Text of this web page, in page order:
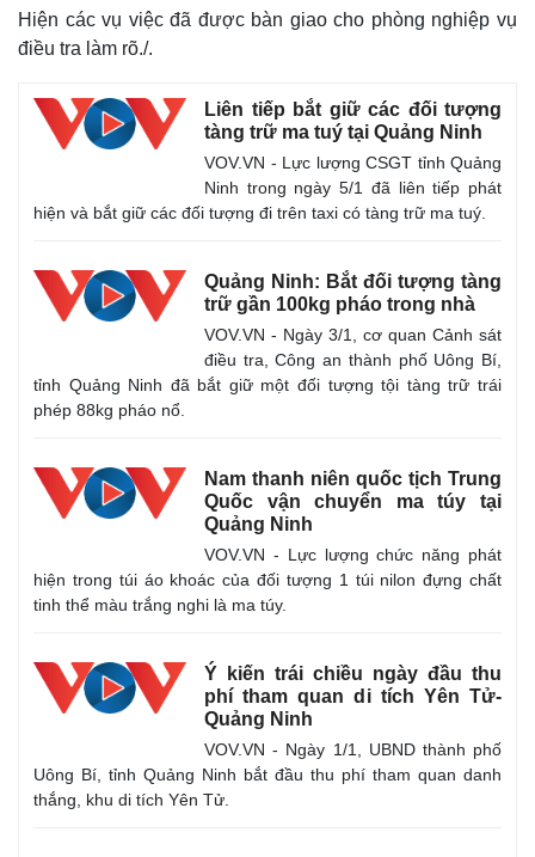
Thế giới
Quan sát
Multimedia
Video
Ảnh
E-Magazine
Infographic
Hiện các vụ việc đã được bàn giao cho phòng nghiệp vụ
điều tra làm rõ./.
Liên tiếp bắt giữ các đối tượng
tàng trữ ma tuý tại Quảng Ninh
VOV.VN - Lực lượng CSGT tỉnh Quảng
Ninh trong ngày 5/1 đã liên tiếp phát
hiện và bắt giữ các đối tượng đi trên taxi có tàng trữ ma tuý.
Quảng Ninh: Bắt đối tượng tàng
trữ gần 100kg pháo trong nhà
VOV.VN - Ngày 3/1, cơ quan Cảnh sát
điều tra, Công an thành phố Uông Bí,
tỉnh Quảng Ninh đã bắt giữ một đối tượng tội tàng trữ trái
phép 88kg pháo nổ.
Nam thanh niên quốc tịch Trung
Quốc vận chuyển ma túy tại
Quảng Ninh
VOV.VN - Lực lượng chức năng phát
hiện trong túi áo khoác của đối tượng 1 túi nilon đựng chất
tinh thể màu trắng nghi là ma túy.
Ý kiến trái chiều ngày đầu thu
phí tham quan di tích Yên Tử-
Quảng Ninh
VOV.VN - Ngày 1/1, UBND thành phố
Uông Bí, tỉnh Quảng Ninh bắt đầu thu phí tham quan danh
thắng, khu di tích Yên Tử.